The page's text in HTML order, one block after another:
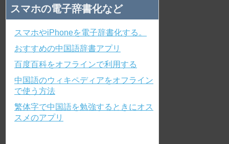
スマホの電子辞書化など
スマホやiPhoneを電子辞書化する。
おすすめの中国語辞書アプリ
百度百科をオフラインで利用する
中国語のウィキペディアをオフライン
で使う方法
繁体字で中国語を勉強するときにオス
スメのアプリ